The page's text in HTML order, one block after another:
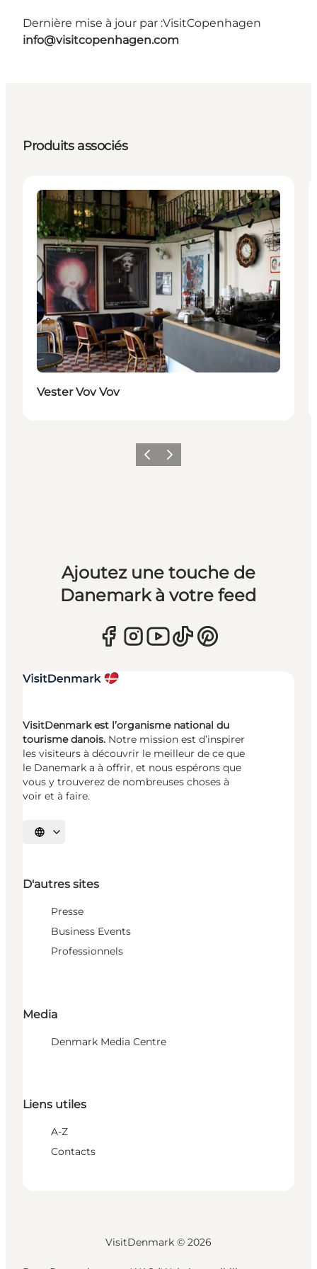
Dernière mise à jour par :VisitCopenhagen
info@visitcopenhagen.com
Produits associés
Activities
Vester Vov Vov
PrécédentSuivant
Ajoutez une touche de
Danemark à votre feed
VisitDenmark est l’organisme national du
tourisme danois. Notre mission est d’inspirer
les visiteurs à découvrir le meilleur de ce que
le Danemark a à offrir, et nous espérons que
vous y trouverez de nombreuses choses à
voir et à faire.
Choisissez la langue
D'autres sites
Presse
Business Events
Professionnels
Media
Denmark Media Centre
Liens utiles
A-Z
Contacts
VisitDenmark © 2026